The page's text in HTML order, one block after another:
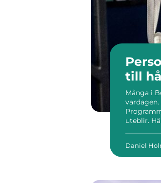
till
Många i
uteblir.
Daniel